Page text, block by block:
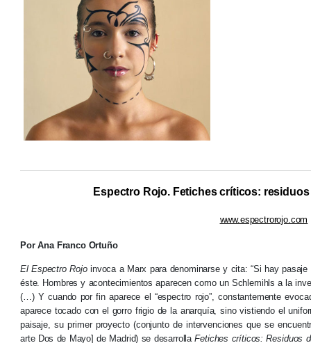
Espectro Rojo. Fetiches críticos:
www.espectrorojo.com
Por Ana Franco Ortuño
El Espectro Rojoinvoca a Marx para denominarse y cita: “Si hay
éste. Hombres y acontecimientos aparecen como un Schlemihls a la
(…) Y cuando por fin aparece el “espectro rojo”, constantemente
aparece tocado con el gorro frigio de la anarquía, sino vistiendo el
paisaje, su primer proyecto (conjunto de intervenciones que se
arte Dos de Mayo] de Madrid) se desarrollaFetiches críticos: Residuos